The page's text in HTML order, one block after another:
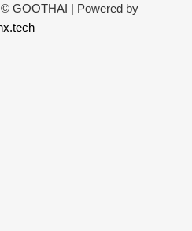
© GOOTHAI | Powered by